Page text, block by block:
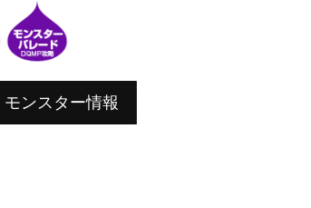
モンスター情報